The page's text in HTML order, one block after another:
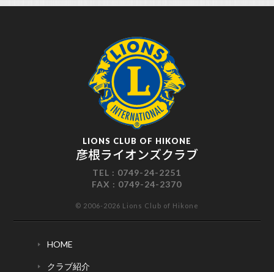
LIONS CLUB OF HIKONE
彦根ライオンズクラブ
TEL : 0749-24-2251
FAX : 0749-24-2370
© 2006-2026 Lions Club of Hikone
HOME
クラブ紹介